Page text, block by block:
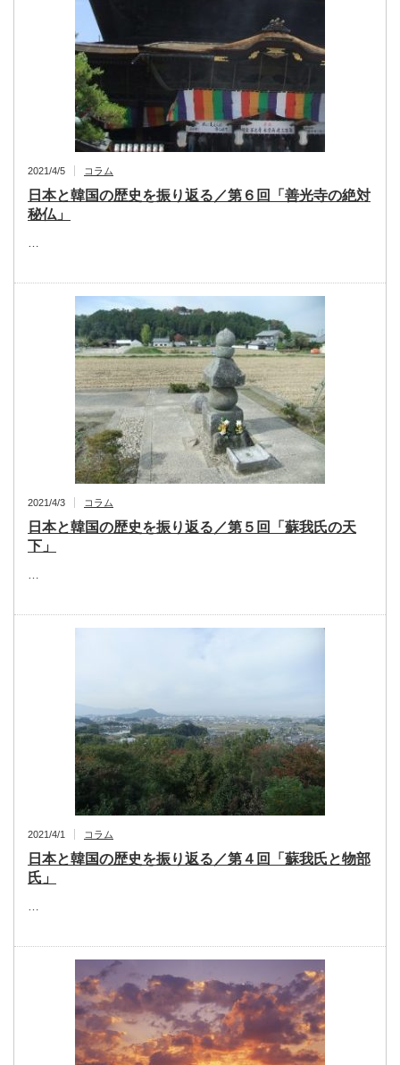
2021/4/5 コラム
日本と韓国の歴史を振り返る／第６回「善光寺の絶対
秘仏」
…
2021/4/3 コラム
日本と韓国の歴史を振り返る／第５回「蘇我氏の天
下」
…
2021/4/1 コラム
日本と韓国の歴史を振り返る／第４回「蘇我氏と物部
氏」
…